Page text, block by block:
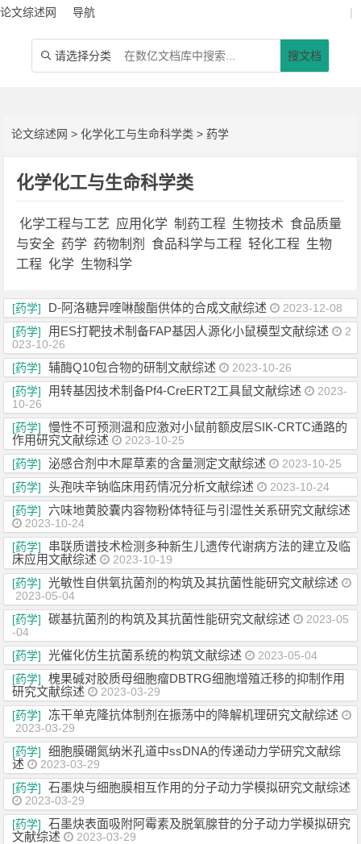
论文综述网 导航 |
 请选择分类 搜文档
论文综述网 >化学化工与生命科学类 > 药学
化学化工与生命科学类
化学工程与工艺 应用化学 制药工程 生物技术 食品质量
与安全 药学 药物制剂 食品科学与工程 轻化工程 生物
工程 化学 生物科学
[药学] D-阿洛糖异喹啉酸酯供体的合成文献综述
2023-12-08
[药学]
用ES打靶技术制备FAP基因人源化小鼠模型文献综述
2
023-10-26
[药学]
辅酶Q10包合物的研制文献综述
2023-10-26
[药学]
用转基因技术制备Pf4-CreERT2工具鼠文献综述
2023-
10-26
[药学]
慢性不可预测温和应激对小鼠前额皮层SIK-CRTC通路的
作用研究文献综述
2023-10-25
[药学]
泌感合剂中木犀草素的含量测定文献综述
2023-10-25
[药学]
头孢呋辛钠临床用药情况分析文献综述
2023-10-24
[药学]
六味地黄胶囊内容物粉体特征与引湿性关系研究文献综述
2023-10-24
[药学]
串联质谱技术检测多种新生儿遗传代谢病方法的建立及临
床应用文献综述
2023-10-19
[药学]
光敏性自供氧抗菌剂的构筑及其抗菌性能研究文献综述
2023-05-04
[药学]
碳基抗菌剂的构筑及其抗菌性能研究文献综述
2023-05
-04
[药学]
光催化仿生抗菌系统的构筑文献综述
2023-05-04
[药学]
槐果碱对胶质母细胞瘤DBTRG细胞增殖迁移的抑制作用
研究文献综述
2023-03-29
[药学]
冻干单克隆抗体制剂在振荡中的降解机理研究文献综述
2023-03-29
[药学]
细胞膜硼氮纳米孔道中ssDNA的传递动力学研究文献综
述
2023-03-29
[药学]
石墨炔与细胞膜相互作用的分子动力学模拟研究文献综述
2023-03-29
[药学]
石墨炔表面吸附阿霉素及脱氧腺苷的分子动力学模拟研究
文献综述
2023-03-29